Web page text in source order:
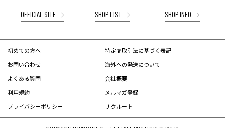
OFFICIAL SITE SHOP LIST SHOP INFO
初めての方へ
お問い合わせ
よくある質問
利用規約
プライバシーポリシー
特定商取引法に基づく表記
海外への発送について
会社概要
メルマガ登録
リクルート